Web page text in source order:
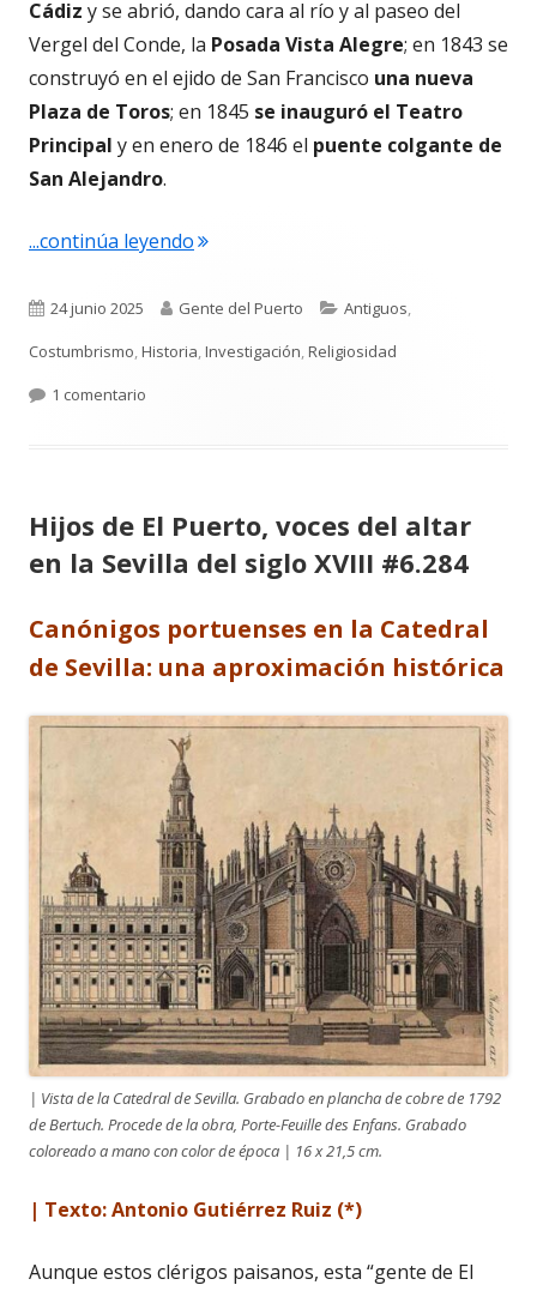
Cádiz y se abrió, dando cara al río y al paseo del
Vergel del Conde, la Posada Vista Alegre; en 1843 se
construyó en el ejido de San Francisco una nueva
Plaza de Toros; en 1845 se inauguró el Teatro
Principal y en enero de 1846 el puente colgante de
San Alejandro.
...continúa leyendo"Las fogatas de San Juan en el
Publicado
el
24 junio 2025 Autor
Gente del Puerto Categorías
Antiguos,
Costumbrismo,Historia,Investigación,Religiosidad
1 comentario
Hijos de El Puerto, voces del altar
en la Sevilla del siglo XVIII #6.284
Canónigos portuenses en la Catedral
de Sevilla: una aproximación histórica
| Vista de la Catedral de Sevilla. Grabado en plancha de cobre de 1792
de Bertuch. Procede de la obra, Porte-Feuille des Enfans. Grabado
coloreado a mano con color de época | 16 x 21,5 cm.
| Texto: Antonio Gutiérrez Ruiz (*)
Aunque estos clérigos paisanos, esta “gente de El